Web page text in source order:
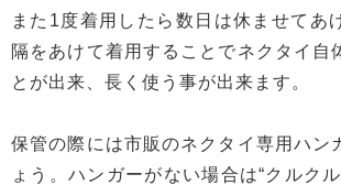
また1度着用したら数日は休ませてあ
隔をあけて着用することでネクタイ自
とが出来、長く使う事が出来ます。
保管の際には市販のネクタイ専用ハン
ょう。ハンガーがない場合は“クルク